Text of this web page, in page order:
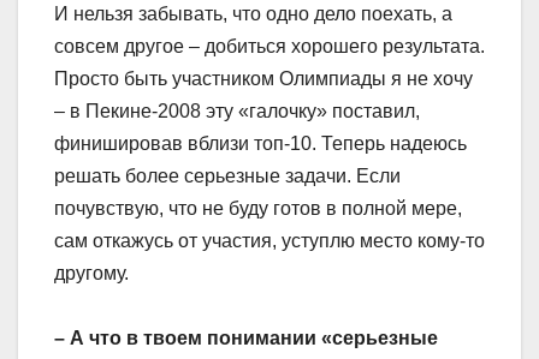
И нельзя забывать, что одно дело поехать, а
совсем другое – добиться хорошего результата.
Просто быть участником Олимпиады я не хочу
– в Пекине-2008 эту «галочку» поставил,
финишировав вблизи топ-10. Теперь надеюсь
решать более серьезные задачи. Если
почувствую, что не буду готов в полной мере,
сам откажусь от участия, уступлю место кому-то
другому.
– А что в твоем понимании «серьезные